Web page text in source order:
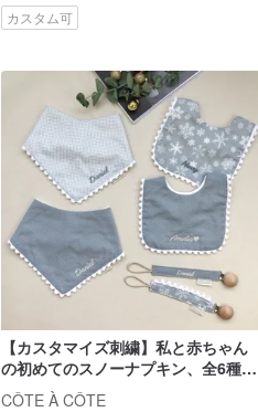
カスタム可
【カスタマイズ刺繍】私と赤ちゃん
の初めてのスノーナプキン、全6種
類。
CÔTE À CÔTE